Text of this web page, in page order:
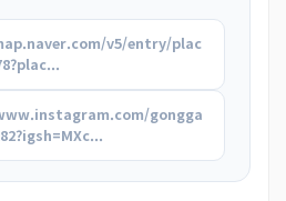
v5/entry/plac
gongga